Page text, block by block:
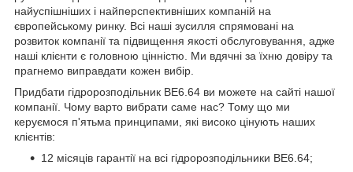
найуспішніших і найперспективніших компаній на
європейському ринку. Всі наші зусилля спрямовані на
розвиток компанії та підвищення якості обслуговування, адже
наші клієнти є головною цінністю. Ми вдячні за їхню довіру та
прагнемо виправдати кожен вибір.
Придбати гідророзподільник ВЕ6.64 ви можете на сайті нашої
компанії. Чому варто вибрати саме нас? Тому що ми
керуємося п'ятьма принципами, які високо цінують наших
клієнтів:
12 місяців гарантії на всі гідророзподільники ВЕ6.64;